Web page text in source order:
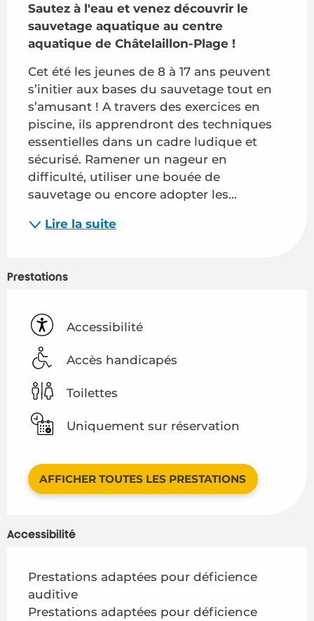
Sautez à l'eau et venez découvrir le
sauvetage aquatique au centre
aquatique de Châtelaillon-Plage !
Cet été les jeunes de 8 à 17 ans peuvent
s’initier aux bases du sauvetage tout en
s’amusant ! A travers des exercices en
piscine, ils apprendront des techniques
essentielles dans un cadre ludique et
sécurisé. Ramener un nageur en
difficulté, utiliser une bouée de
sauvetage ou encore adopter les...
Lire la suite
Prestations
Accessibilité
Accès handicapés
Toilettes
Uniquement sur réservation
AFFICHER TOUTES LES PRESTATIONS
Accessibilité
Prestations adaptées pour déficience
auditive
Prestations adaptées pour déficience